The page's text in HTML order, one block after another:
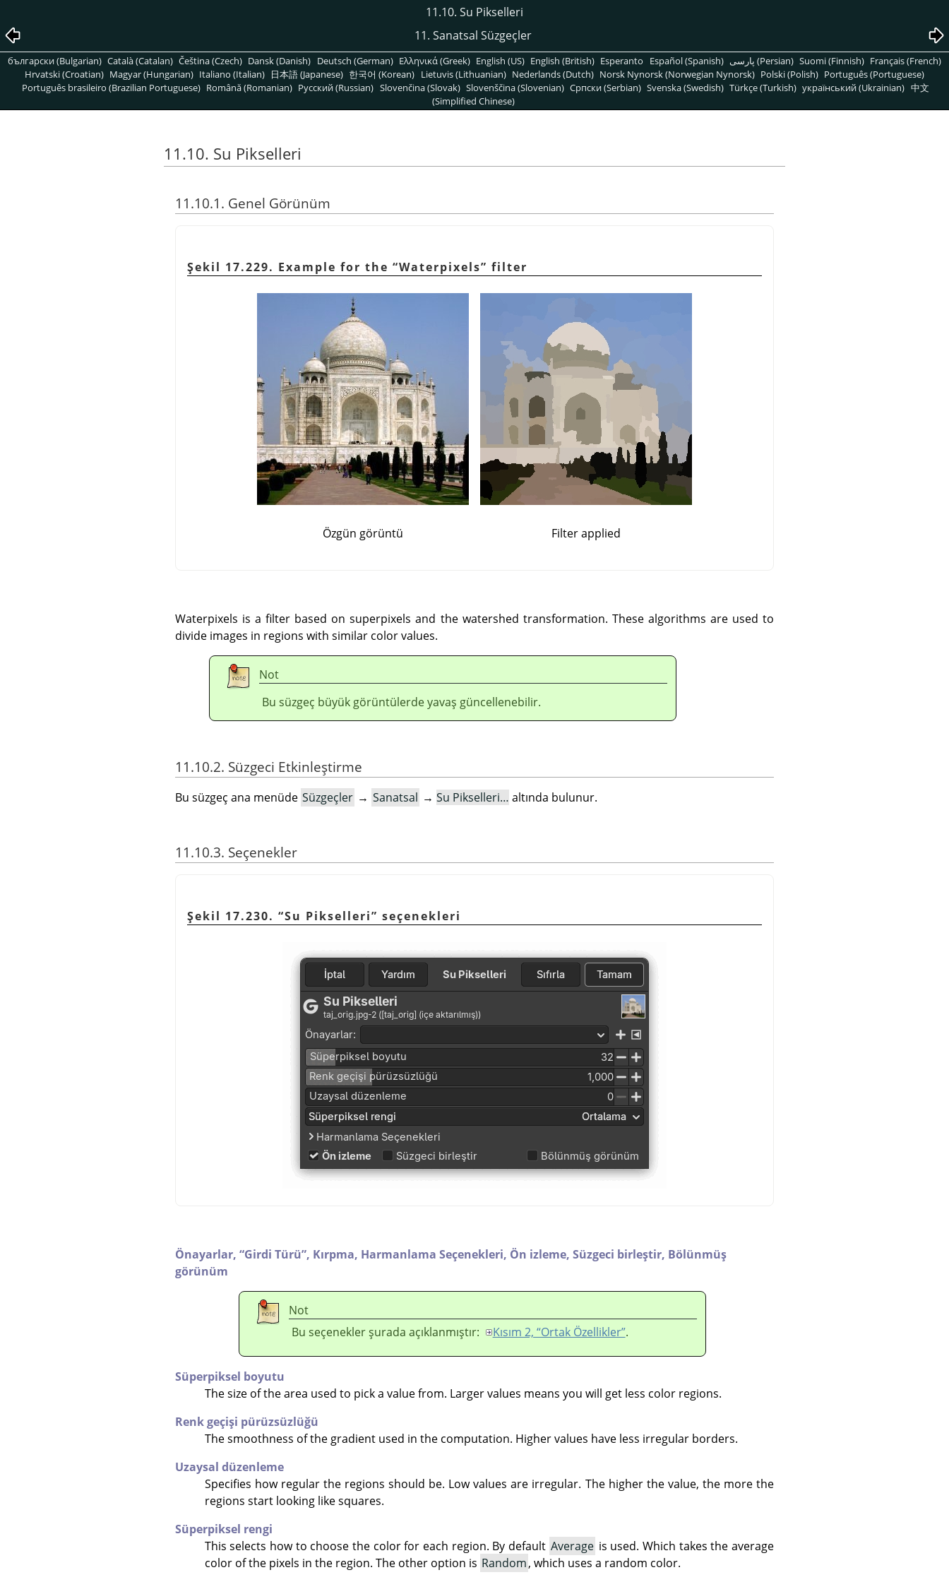
11.10. Su Pikselleri
11. Sanatsal Süzgeçler
български (Bulgarian) Català (Catalan) Čeština (Czech) Dansk (Danish) Deutsch (German) Ελληνικά (Greek) English (US) English (British) Esperanto Español (Spanish) پارسی (Persian) Suomi (Finnish) Français (French)
Hrvatski (Croatian) Magyar (Hungarian) Italiano (Italian) 日本語 (Japanese) 한국어 (Korean) Lietuvis (Lithuanian) Nederlands (Dutch) Norsk Nynorsk (Norwegian Nynorsk) Polski (Polish) Português (Portuguese)
Português brasileiro (Brazilian Portuguese) Română (Romanian) Pусский (Russian) Slovenčina (Slovak) Slovenščina (Slovenian) Српски (Serbian) Svenska (Swedish) Türkçe (Turkish) український (Ukrainian) 中文
(Simplified Chinese)
11.10. Su Pikselleri
11.10.1. Genel Görünüm
Şekil 17.229. Example for the “Waterpixels” filter
Özgün görüntü Filter applied
Waterpixels is a filter based on superpixels and the watershed transformation. These algorithms are used to
divide images in regions with similar color values.
Not
Bu süzgeç büyük görüntülerde yavaş güncellenebilir.
11.10.2. Süzgeci Etkinleştirme
Bu süzgeç ana menüde Süzgeçler → Sanatsal → Su Pikselleri… altında bulunur.
11.10.3. Seçenekler
Şekil 17.230. “Su Pikselleri” seçenekleri
Önayarlar, “Girdi Türü”, Kırpma, Harmanlama Seçenekleri, Ön izleme, Süzgeci birleştir, Bölünmüş
görünüm
Not
Bu seçenekler şurada açıklanmıştır:
Kısım 2, “Ortak Özellikler”.
Süperpiksel boyutu
The size of the area used to pick a value from. Larger values means you will get less color regions.
Renk geçişi pürüzsüzlüğü
The smoothness of the gradient used in the computation. Higher values have less irregular borders.
Uzaysal düzenleme
Specifies how regular the regions should be. Low values are irregular. The higher the value, the more the
regions start looking like squares.
Süperpiksel rengi
This selects how to choose the color for each region. By default Average is used. Which takes the average
color of the pixels in the region. The other option is Random, which uses a random color.